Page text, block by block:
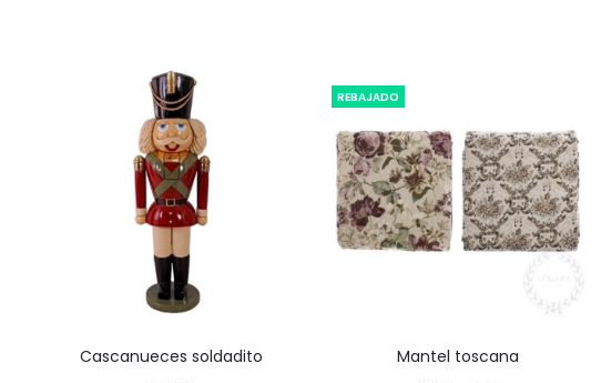
cascanueces soldadito
REBAJADO
mantel toscana